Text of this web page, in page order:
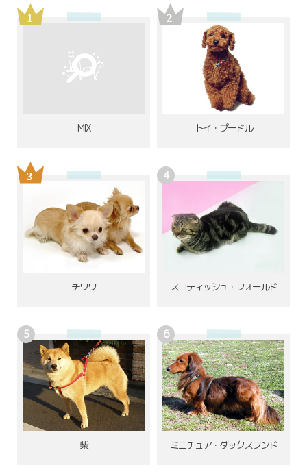
MIX トイ・プードル
チワワ スコティッシュ・フォールド
柴 ミニチュア・ダックスフンド